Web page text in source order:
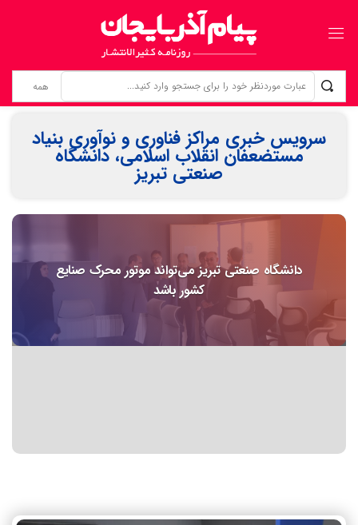
زنانی که بی‌نام، تبریز را ساخته‌اند ردپای زنان گمنام؛ از «کلانترخانیم»ها تا «عموم نسوان» در اسناد مشروطه
سرویس خبری مراکز فناوری و نوآوری بنیاد
مستضعفان انقلاب اسلامی، دانشگاه
صنعتی تبریز
دانشگاه صنعتی تبریز می‌تواند موتور محرک صنایع
کشور باشد